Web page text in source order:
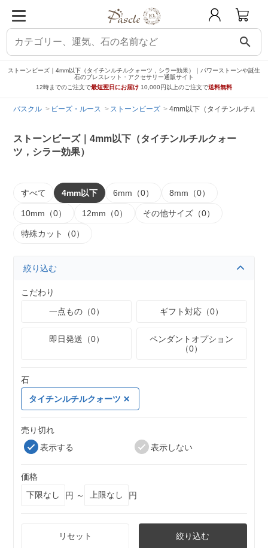
search
ストーンビーズ｜4mm以下（タイチンルチルクォーツ，シラー効果）｜パワーストーンや誕生
石のブレスレット・アクセサリー通販サイト
12時までのご注文で最短翌日にお届け 10,000円以上のご注文で送料無料
パスクル ビーズ・ルース ストーンビーズ 4mm以下（タイチンルチルク
ストーンビーズ｜4mm以下（タイチンルチルクォー
ツ，シラー効果）
すべて 4mm以下 6mm（0） 8mm（0）
10mm（0） 12mm（0） その他サイズ（0）
特殊カット（0）
絞り込む
こだわり
一点もの（0）
ギフト対応（0）
即日発送（0）
ペンダントオプション
（0）
石
タイチンルチルクォーツ
売り切れ
表示する
表示しない
価格
円 ～
円
リセット 絞り込む